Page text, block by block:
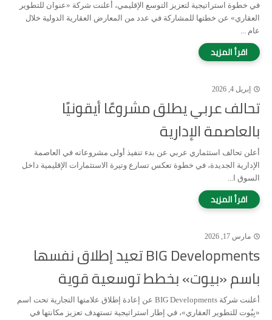
في خطوة استراتيجية لتعزيز التوسع الإقليمي، أعلنت شركة «عنوان للتطوير
العقاري» عن خطتها للمشاركة في عدد من المعارض العقارية الدولية خلال
عام ...
إبريل 4, 2026
تحالف عربي يطلق مشروعًا أيقونيًا
بالعاصمة الإدارية
أعلن تحالف استثماري عربي عن بدء تنفيذ أولى مشروعاته في العاصمة
الإدارية الجديدة، في خطوة تعكس تسارع وتيرة الاستثمارات الإقليمية داخل
السوق ا...
مارس 17, 2026
BIG Developments تعيد إطلاق نفسها
باسم «بيوت» بخطط توسعية قوية
أعلنت شركة BIG Developments عن إعادة إطلاق علامتها التجارية تحت اسم
«بِيُوت للتطوير العقاري»، في إطار استراتيجية تستهدف تعزيز مكانتها في